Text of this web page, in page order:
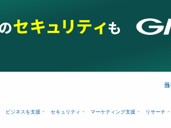
ビジネスを支援 セキュリティ マーケティング支援 リサーチ